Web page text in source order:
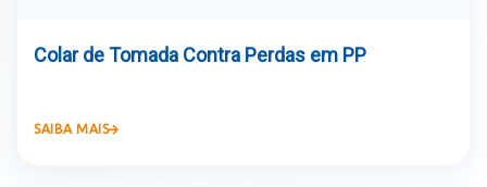
Colar de Tomada Contra Perdas em PP
SAIBA MAIS